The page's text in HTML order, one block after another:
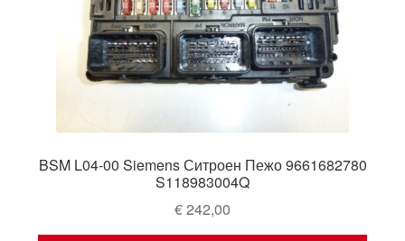
BSM L04-00 Siemens Ситроен Пежо 9661682780
S118983004Q
€242,00